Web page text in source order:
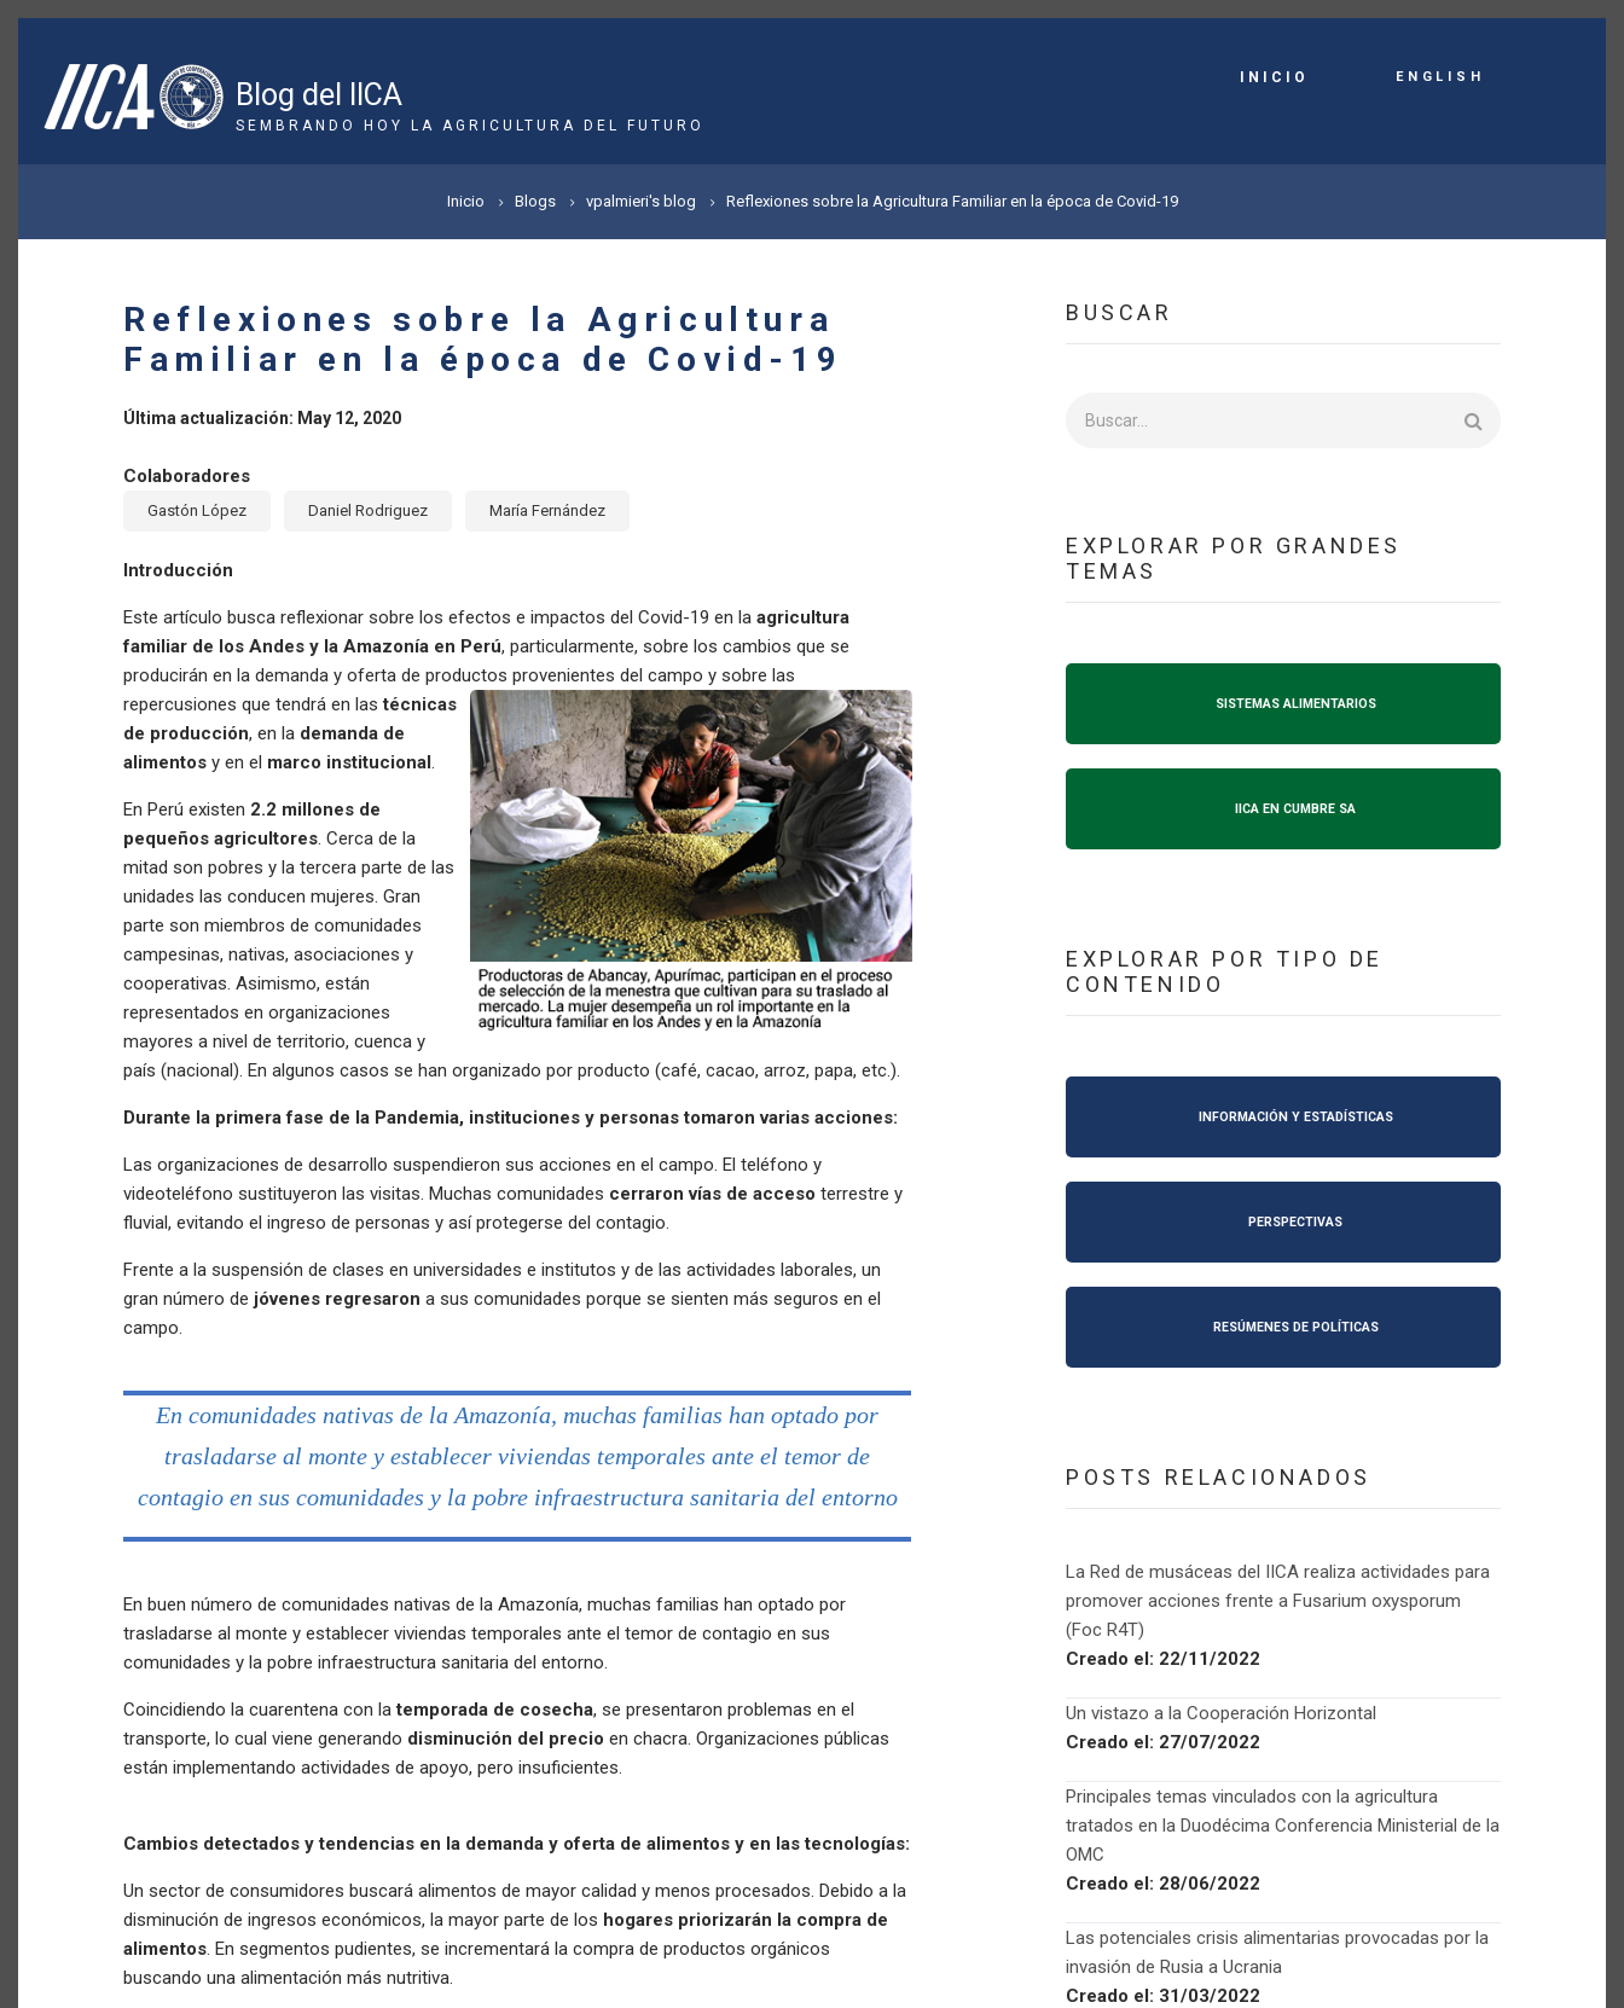
Pasar
contenido
principal
Blog del IICA
SEMBRANDO HOY LA AGRICULTURA DEL FUTURO
INICIO English
SOBRESCRIBIR
ENLACES
AYUDA
NAVEGACIÓN
Inicio Blogs vpalmieri's blog Reflexiones sobre la Agricultura Familiar en la época de Covid-19
Reflexiones sobre la Agricultura
Familiar en la época de Covid-19
Última actualización: May 12, 2020
Colaboradores
Gastón López Daniel Rodriguez María Fernández
Introducción
Este artículo busca reflexionar sobre los efectos e impactos del Covid-19 en la agricultura
familiar de los Andes y la Amazonía en Perú, particularmente, sobre los cambios que se
producirán en la demanda y oferta de productos provenientes del campo y sobre las
repercusiones que tendrá en lastécnicas
de producción, en la demanda de
alimentos y en el marco institucional.
En Perú existen 2.2 millones de
pequeños agricultores. Cerca de la
mitad son pobres y la tercera parte de las
unidades las conducen mujeres. Gran
parte son miembros de comunidades
campesinas, nativas, asociaciones y
cooperativas. Asimismo, están
representados en organizaciones
mayores a nivel de territorio, cuenca y
país (nacional). En algunos casos se han organizado por producto (café, cacao, arroz, papa, etc.).
Durante la primera fase de la Pandemia, instituciones y personas tomaron varias acciones:
Las organizaciones de desarrollo suspendieron sus acciones en el campo. El teléfono y
videoteléfono sustituyeron las visitas. Muchas comunidades cerraron vías de acceso terrestre y
fluvial, evitando el ingreso de personas y así protegerse del contagio.
Frente a la suspensión de clases en universidades e institutos y de las actividades laborales, un
gran número de jóvenes regresaron a sus comunidades porque se sienten más seguros en el
campo.
En comunidades nativas de la Amazonía, muchas familias han optado por
trasladarse al monte y establecer viviendas temporales ante el temor de
contagio en sus comunidades y la pobre infraestructura sanitaria del entorno
En buen número de comunidades nativas de la Amazonía, muchas familias han optado por
trasladarse al monte y establecer viviendas temporales ante el temor de contagio en sus
comunidades y la pobre infraestructura sanitaria del entorno.
Coincidiendo la cuarentena con latemporada de cosecha, se presentaron problemas en el
transporte, lo cual viene generando disminución del precio en chacra. Organizaciones públicas
están implementando actividades de apoyo, pero insuficientes.
Cambios detectados y tendencias en la demanda y oferta de alimentos y en las tecnologías:
Un sector de consumidores buscará alimentos de mayor calidad y menos procesados. Debido a la
disminución de ingresos económicos, la mayor parte de los hogares priorizarán la compra de
alimentos. En segmentos pudientes, se incrementará la compra de productos orgánicos
buscando una alimentación más nutritiva.
BUSCAR
EXPLORAR POR GRANDES
TEMAS
SISTEMAS ALIMENTARIOS
IICA EN CUMBRE SA
EXPLORAR POR TIPO DE
CONTENIDO
INFORMACIÓN Y ESTADÍSTICAS
PERSPECTIVAS
RESÚMENES DE POLÍTICAS
POSTS RELACIONADOS
La Red de musáceas del IICA realiza actividades para
promover acciones frente a Fusarium oxysporum
(Foc R4T)
Creado el: 22/11/2022
Un vistazo a la Cooperación Horizontal
Creado el: 27/07/2022
Principales temas vinculados con la agricultura
tratados en la Duodécima Conferencia Ministerial de la
OMC
Creado el: 28/06/2022
Las potenciales crisis alimentarias provocadas por la
invasión de Rusia a Ucrania
Creado el: 31/03/2022